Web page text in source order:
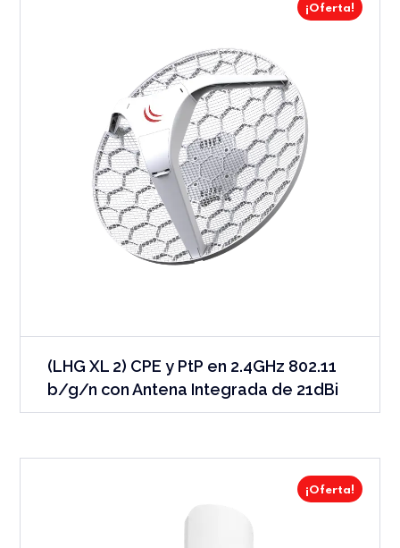
¡Oferta!
(LHG XL 2) CPE y PtP en 2.4GHz 802.11
b/g/n con Antena Integrada de 21dBi
¡Oferta!